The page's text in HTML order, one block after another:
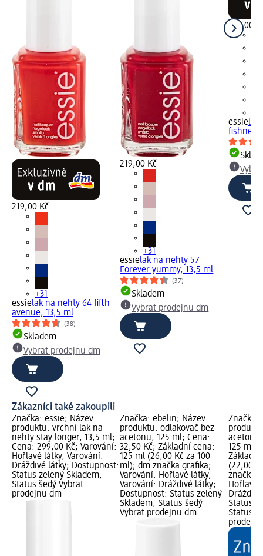
219,00 Kč
+31
essielak na nehty 64 fifth
avenue, 13,5 ml
(38)
Skladem
Vybrat prodejnu dm
219,00 Kč
+31
essielak na nehty 57
Forever yummy, 13,5 ml
(37)
Skladem
Vybrat prodejnu dm
219,00
essielak
fishnet
Zákazníci také zakoupili
Značka: essie; Název
produktu: vrchní lak na
nehty stay longer, 13,5 ml;
Cena: 299,00 Kč; Varování:
Hořlavé látky, Varování:
Dráždivé látky; Dostupnost:
Status zelený Skladem,
Status šedý Vybrat
prodejnu dm
Značka: ebelin; Název
produktu: odlakovač bez
acetonu, 125 ml; Cena:
32,50 Kč; Základní cena:
125 ml (26,00 Kč za 100
ml); dm značka grafika;
Varování: Hořlavé látky,
Varování: Dráždivé látky;
Dostupnost: Status zelený
Skladem, Status šedý
Vybrat prodejnu dm
Značka:
125 ml;
(22,00
značka
Hořlavé
Status
Status